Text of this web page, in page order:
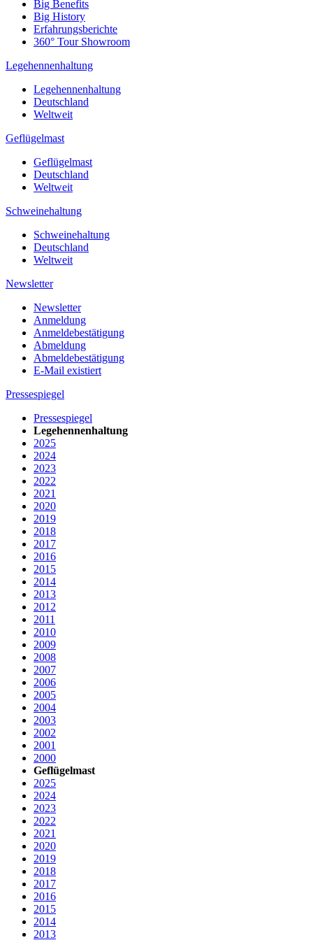
Big Benefits
Big History
Erfahrungsberichte
360° Tour Showroom
Legehennenhaltung
Legehennenhaltung
Deutschland
Weltweit
Geflügelmast
Geflügelmast
Deutschland
Weltweit
Schweinehaltung
Schweinehaltung
Deutschland
Weltweit
Newsletter
Newsletter
Anmeldung
Anmeldebestätigung
Abmeldung
Abmeldebestätigung
E-Mail existiert
Pressespiegel
Pressespiegel
Legehennenhaltung
2025
2024
2023
2022
2021
2020
2019
2018
2017
2016
2015
2014
2013
2012
2011
2010
2009
2008
2007
2006
2005
2004
2003
2002
2001
2000
Geflügelmast
2025
2024
2023
2022
2021
2020
2019
2018
2017
2016
2015
2014
2013